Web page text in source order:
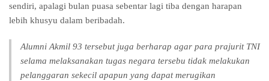
sendiri, apalagi bulan puasa sebentar lagi tiba dengan harapan
lebih khusyu dalam beribadah.
Alumni Akmil 93 tersebut juga berharap agar para prajurit TNI
selama melaksanakan tugas negara tersebu tidak melakukan
pelanggaran sekecil apapun yang dapat merugikan